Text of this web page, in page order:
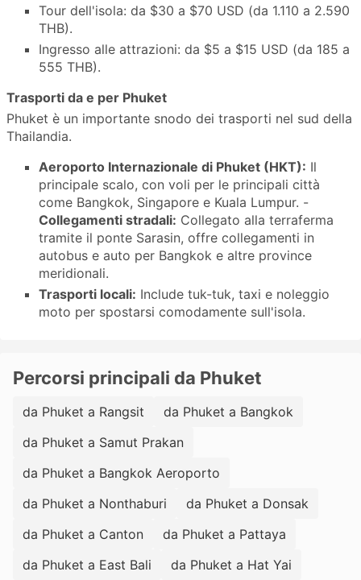
Tour dell'isola: da $30 a $70 USD (da 1.110 a 2.590
THB).
Ingresso alle attrazioni: da $5 a $15 USD (da 185 a
555 THB).
Trasporti da e per Phuket
Phuket è un importante snodo dei trasporti nel sud della
Thailandia.
Aeroporto Internazionale di Phuket (HKT): Il
principale scalo, con voli per le principali città
come Bangkok, Singapore e Kuala Lumpur. -
Collegamenti stradali: Collegato alla terraferma
tramite il ponte Sarasin, offre collegamenti in
autobus e auto per Bangkok e altre province
meridionali.
Trasporti locali: Include tuk-tuk, taxi e noleggio
moto per spostarsi comodamente sull'isola.
Percorsi principali da Phuket
da Phuket a Rangsit
da Phuket a Bangkok
da Phuket a Samut Prakan
da Phuket a Bangkok Aeroporto
da Phuket a Nonthaburi
da Phuket a Donsak
da Phuket a Canton
da Phuket a Pattaya
da Phuket a East Bali
da Phuket a Hat Yai